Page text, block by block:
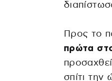
Προς το
πρώτα
σπίτι